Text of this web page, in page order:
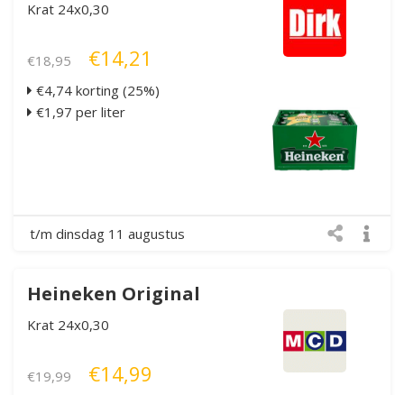
Krat 24x0,30
€18,95 €14,21
€4,74 korting (25%)
€1,97 per liter
t/m dinsdag 11 augustus
Heineken Original
Krat 24x0,30
€19,99 €14,99